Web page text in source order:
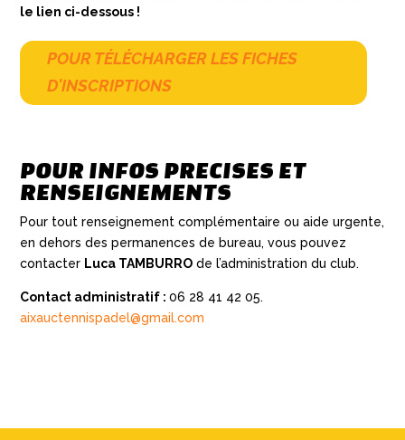
le lien ci-dessous !
POUR TÉLÉCHARGER LES FICHES
D'INSCRIPTIONS
POUR INFOS PRECISES ET
RENSEIGNEMENTS
Pour tout renseignement complémentaire ou aide urgente,
en dehors des permanences de bureau, vous pouvez
contacter Luca TAMBURRO de l’administration du club.
Contact administratif :06 28 41 42 05.
aixauctennispadel@gmail.com